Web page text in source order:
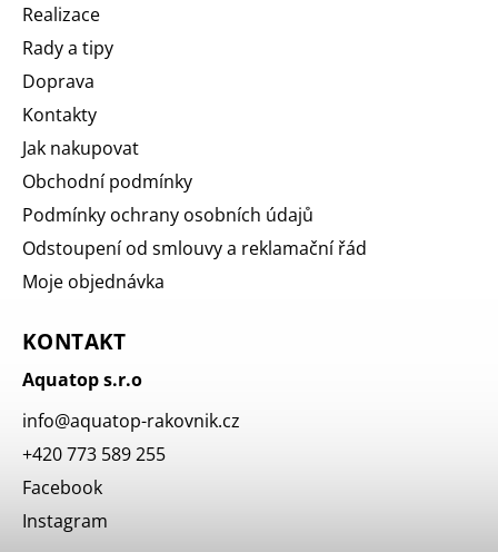
Realizace
Rady a tipy
Doprava
Kontakty
Jak nakupovat
Obchodní podmínky
Podmínky ochrany osobních údajů
Odstoupení od smlouvy a reklamační řád
Moje objednávka
KONTAKT
Aquatop s.r.o
info@aquatop-rakovnik.cz
+420 773 589 255
Facebook
Instagram